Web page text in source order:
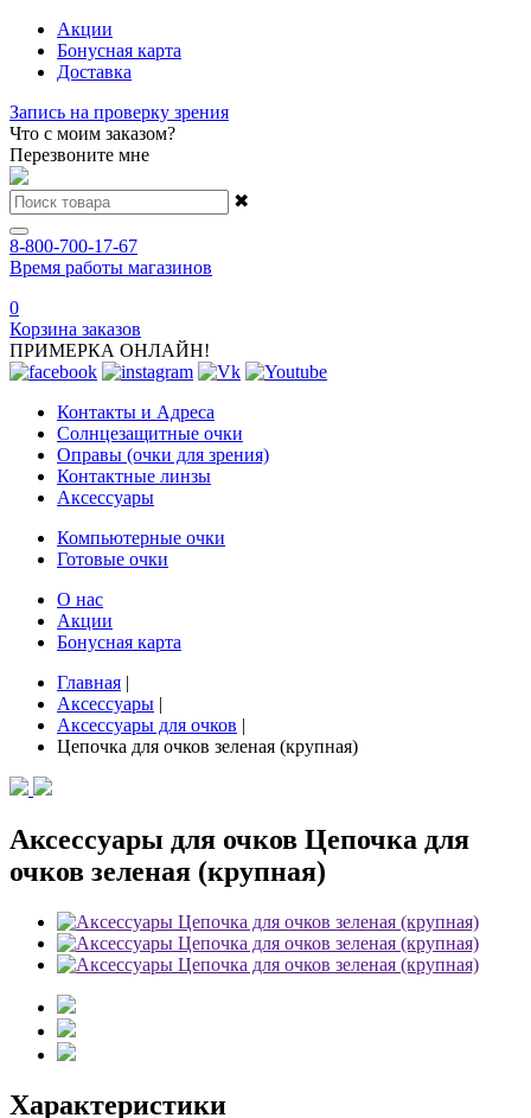
Акции
Бонусная карта
Доставка
Запись на проверку зрения
Что с моим заказом?
Перезвоните мне
✖
8-800-700-17-67
Время работы магазинов
0
Корзина заказов
ПРИМЕРКА ОНЛАЙН!
Контакты и Адреса
Солнцезащитные очки
Оправы (очки для зрения)
Контактные линзы
Аксессуары
Компьютерные очки
Готовые очки
О нас
Акции
Бонусная карта
Главная |
Аксессуары |
Аксессуары для очков |
Цепочка для очков зеленая (крупная)
Аксессуары для очков Цепочка для
очков зеленая (крупная)
Характеристики